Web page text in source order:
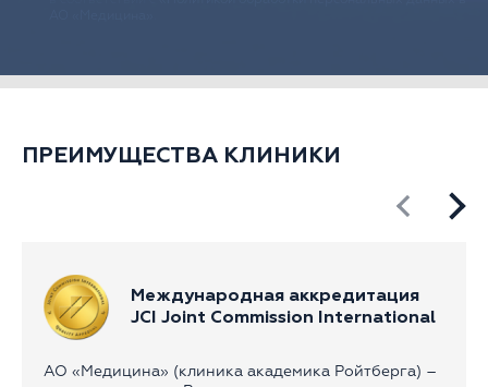
ПРЕИМУЩЕСТВА КЛИНИКИ
Международная аккредитация
JCI Joint Commission International
АО «Медицина» (клиника академика Ройтберга) –